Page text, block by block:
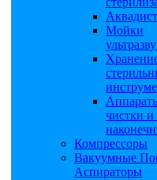
Мойки
чистки и
Компрессоры
Вакуумные
Аспираторы